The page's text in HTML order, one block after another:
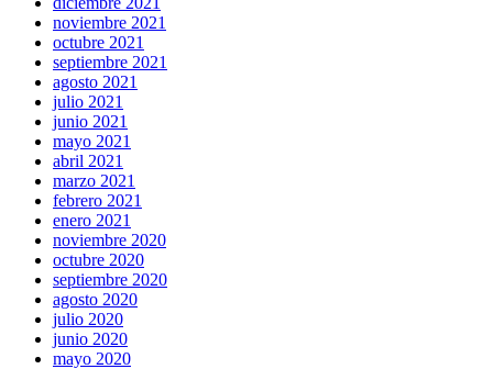
noviembre 2021
octubre 2021
septiembre 2021
agosto 2021
julio 2021
junio 2021
mayo 2021
abril 2021
marzo 2021
febrero 2021
enero 2021
noviembre 2020
octubre 2020
septiembre 2020
agosto 2020
julio 2020
junio 2020
mayo 2020